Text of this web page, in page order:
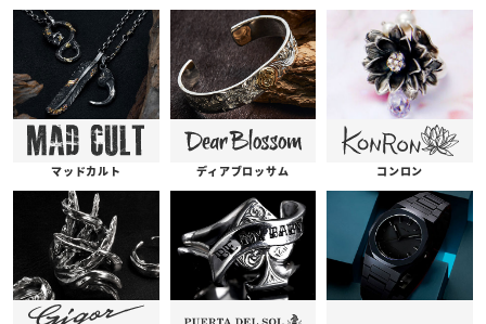
マッドカルト ディアブロッサム コンロン